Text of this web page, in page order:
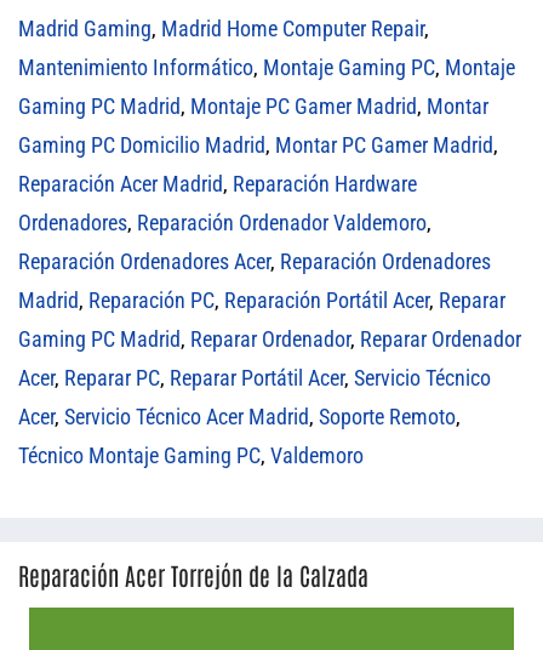
Madrid Gaming, Madrid Home Computer Repair,
Mantenimiento Informático, Montaje Gaming PC, Montaje
Gaming PC Madrid, Montaje PC Gamer Madrid, Montar
Gaming PC Domicilio Madrid, Montar PC Gamer Madrid,
Reparación Acer Madrid, Reparación Hardware
Ordenadores, Reparación Ordenador Valdemoro,
Reparación Ordenadores Acer, Reparación Ordenadores
Madrid, Reparación PC, Reparación Portátil Acer, Reparar
Gaming PC Madrid, Reparar Ordenador, Reparar Ordenador
Acer, Reparar PC, Reparar Portátil Acer, Servicio Técnico
Acer, Servicio Técnico Acer Madrid, Soporte Remoto,
Técnico Montaje Gaming PC, Valdemoro
Reparación Acer Torrejón de la Calzada